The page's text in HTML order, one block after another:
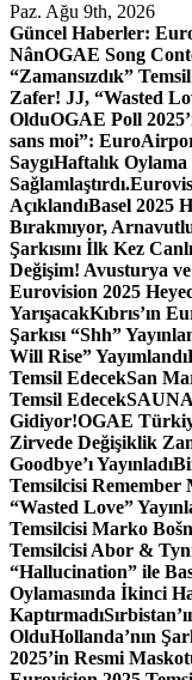
Paz. Ağu 9th, 2026
Güncel Haberler:
NânOGAE Song
“Zamansızdık”
Zafer! JJ, “Wasted
OlduOGAE Poll
sans moi”:
SaygıHaftalık
Sağlamlaştırdı.
AçıklandıBasel 2025
Bırakmıyor,
Şarkısını İlk Kez
Değişim! Avusturya
Eurovision 2025
YarışacakKıbrıs’ın
Şarkısı “Shh”
Will Rise” Yayımlandı
Temsil EdecekSan
Temsil Edecek
Gidiyor!OGAE
Zirvede Değişiklik
Goodbye’ı Yayınladı
Temsilcisi Remember
“Wasted Love”
Temsilcisi Marko
Temsilcisi Abor &
“Hallucination” ile
Oylamasında İkinci
Kaptırmadı
OlduHollanda’nın
2025’in Resmi